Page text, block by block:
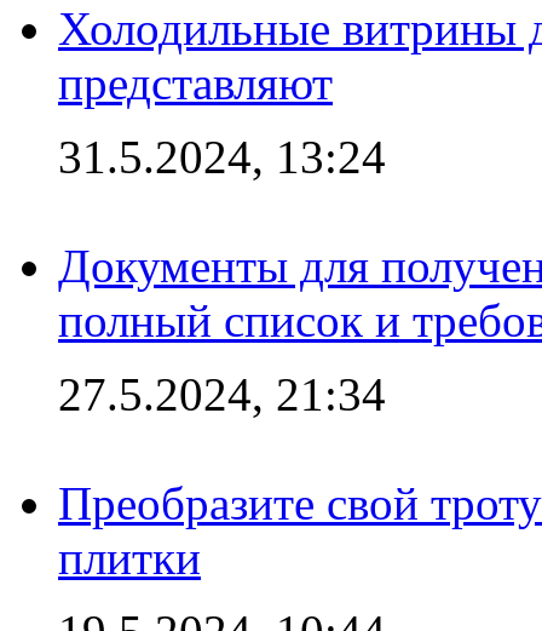
Холодильные витрины
представляют
31.5.2024, 13:24
Документы для
полный список и
27.5.2024, 21:34
Преобразите свой
плитки